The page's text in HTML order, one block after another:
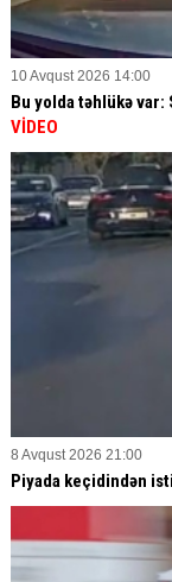
10 Avqust 2026 14:00
Bu yolda təhlükə var:
VİDEO
8 Avqust 2026 21:00
Piyada keçidindən